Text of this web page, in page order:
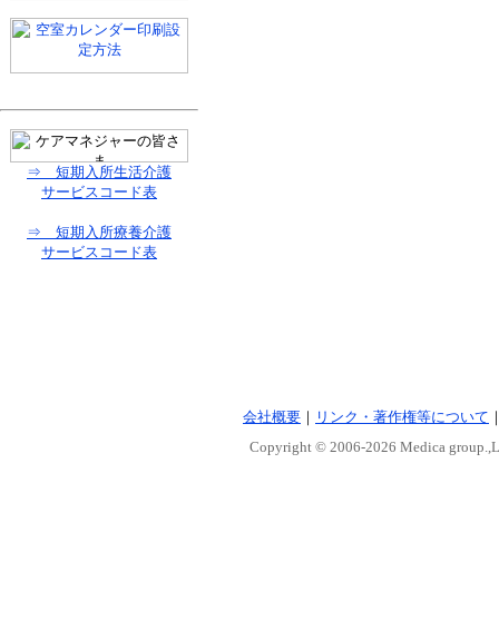
⇒ 短期入所生活介護
サービスコード表
⇒ 短期入所療養介護
サービスコード表
会社概要 ｜ リンク・著作権等について
Copyright © 2006-2026 Medica